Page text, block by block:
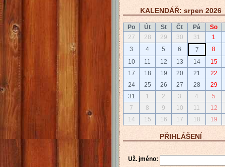
KALENDÁŘ: srpen 2026
Po Út St Čt Pá
So
27
28 29 30 31
1
3
4 5 6 7
8
10
11 12 13 14
15
17
18 19 20 21
22
24
25 26 27 28
29
31
1 2 3 4
5
7
8 9 10 11
12
14
15 16 17 18 19
PŘIHLÁŠENÍ
Už. jméno: